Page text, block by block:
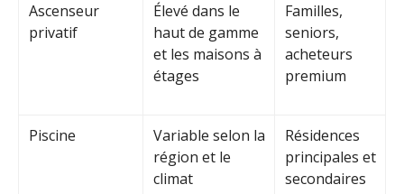
Ascenseur
privatif
Élevé dans le
haut de gamme
et les maisons à
étages
Familles,
seniors,
acheteurs
premium
Piscine
Variable selon la
région et le
climat
Résidences
principales et
secondaires